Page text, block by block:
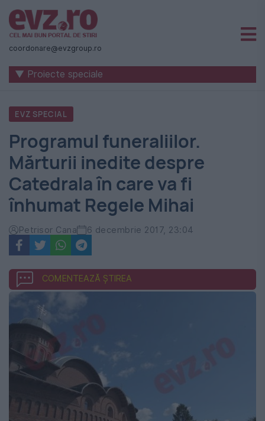
Știri
naționale
internaționale
România
-
Evenimentul
Zilei
coordonare@evzgroup.ro
▼ Proiecte speciale
EVZ SPECIAL
Programul funeraliilor.
Mărturii inedite despre
Catedrala în care va fi
înhumat Regele Mihai
Petrisor Cana 6 decembrie 2017, 23:04
COMENTEAZĂ ȘTIREA